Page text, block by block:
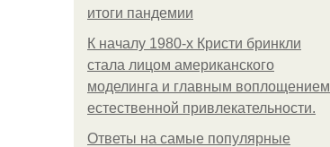
итоги пандемии
К началу 1980-х Кристи бринкли
стала лицом американского
моделинга и главным воплощением
естественной привлекательности.
Ответы на самые популярные